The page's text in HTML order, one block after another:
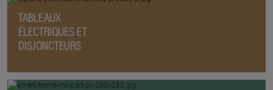
TABLEAUX
ÉLECTRIQUES ET
DISJONCTEURS